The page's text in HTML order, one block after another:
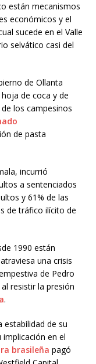
están mecanismos
económicos y el
sucede en el Valle
selvático casi del
de Ollanta
de coca y de
los campesinos
de pasta
incurrió
a sentenciados
y 61% de las
de tráfico ilícito de
1990 están
una crisis
de Pedro
resistir la presión
.
estabilidad de su
en el
brasileña pagó